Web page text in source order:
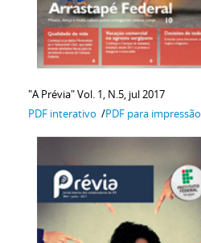
"A Prévia" Vol. 1, N.5, jul 2017
PDF interativo /PDF para impressão